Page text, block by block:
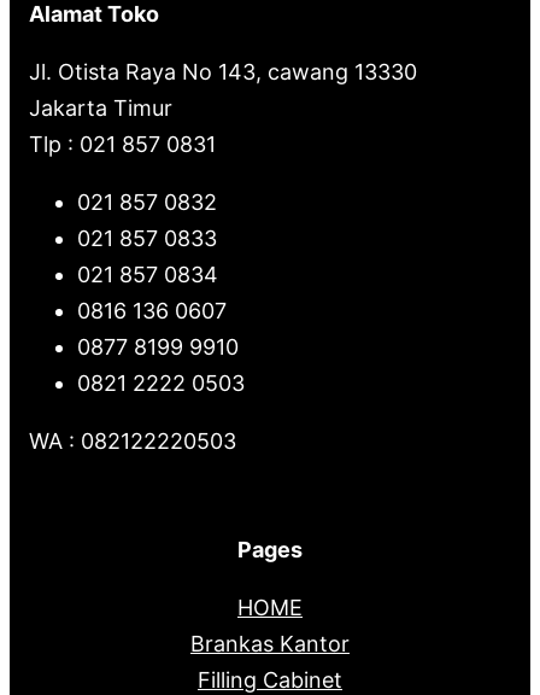
Alamat Toko
Jl. Otista Raya No 143, cawang 13330
Jakarta Timur
Tlp : 021 857 0831
021 857 0832
021 857 0833
021 857 0834
0816 136 0607
0877 8199 9910
0821 2222 0503
WA : 082122220503
Pages
HOME
Brankas Kantor
Filling Cabinet